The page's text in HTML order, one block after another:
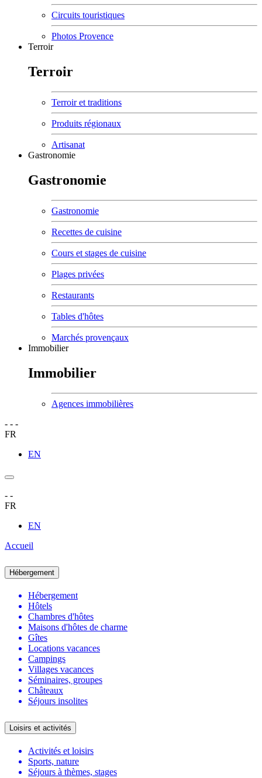
Circuits touristiques
Photos Provence
Terroir
Terroir
Terroir et traditions
Produits régionaux
Artisanat
Gastronomie
Gastronomie
Gastronomie
Recettes de cuisine
Cours et stages de cuisine
Plages privées
Restaurants
Tables d'hôtes
Marchés provençaux
Immobilier
Immobilier
Agences immobilières
- - -
FR
EN
- -
FR
EN
Accueil
Hébergement
Hébergement
Hôtels
Chambres d'hôtes
Maisons d'hôtes de charme
Gîtes
Locations vacances
Campings
Villages vacances
Séminaires, groupes
Châteaux
Séjours insolites
Loisirs et activités
Activités et loisirs
Sports, nature
Séjours à thèmes, stages